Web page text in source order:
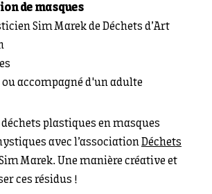
de masques
Sim Marek de Déchets d’Art
ou accompagné d'un adulte
plastiques en masques
avec l’associationDéchets
Marek. Une manière créative et
ces résidus !